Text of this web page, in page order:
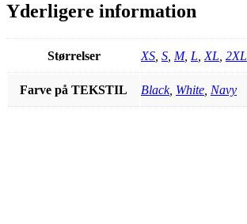
Yderligere information
Størrelser XS S M, L XL 2XL
Farve på TEKSTIL Black, White Navy